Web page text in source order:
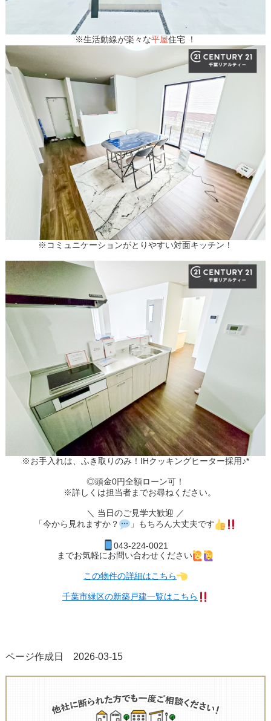
※生活動線が楽々な平屋住宅 ！
※コミュニケーションがとりやすい対面キッチン！
※お手入れは、ふき取りのみ！IHクッキングヒーター採用♪*
◎頭金0円全額ローン可！
※詳しくは担当者までお尋ねください。
＼ 当日のご見学大歓迎 ／
「今から見れますか？
」もちろん大丈夫です
043-224-0021
までお気軽にお問い合わせください
この物件の詳細はこちら
千葉市緑区の新築戸建一覧はこちら
ページ作成日 2026-03-15